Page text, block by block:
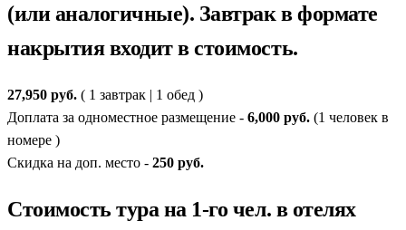
(или аналогичные). Завтрак в формате
накрытия входит в стоимость.
27,950 руб. ( 1 завтрак | 1 обед )
Доплата за одноместное размещение - 6,000 руб. (1 человек в
номере )
Скидка на доп. место - 250 руб.
Стоимость тура на 1-го чел. в отелях